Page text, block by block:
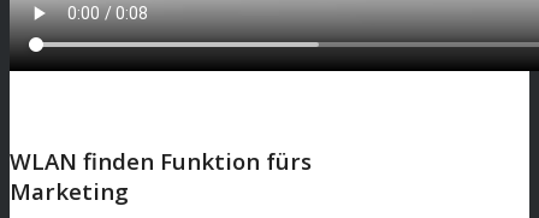
WLAN finden Funktion fürs
Marketing